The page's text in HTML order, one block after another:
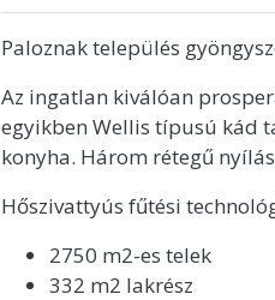
Paloznak település
Az ingatlan kiválóan
egyikben Wellis típusú kád
konyha. Három rétegű
Hőszivattyús fűtési
2750 m2-es telek
332 m2 lakrész